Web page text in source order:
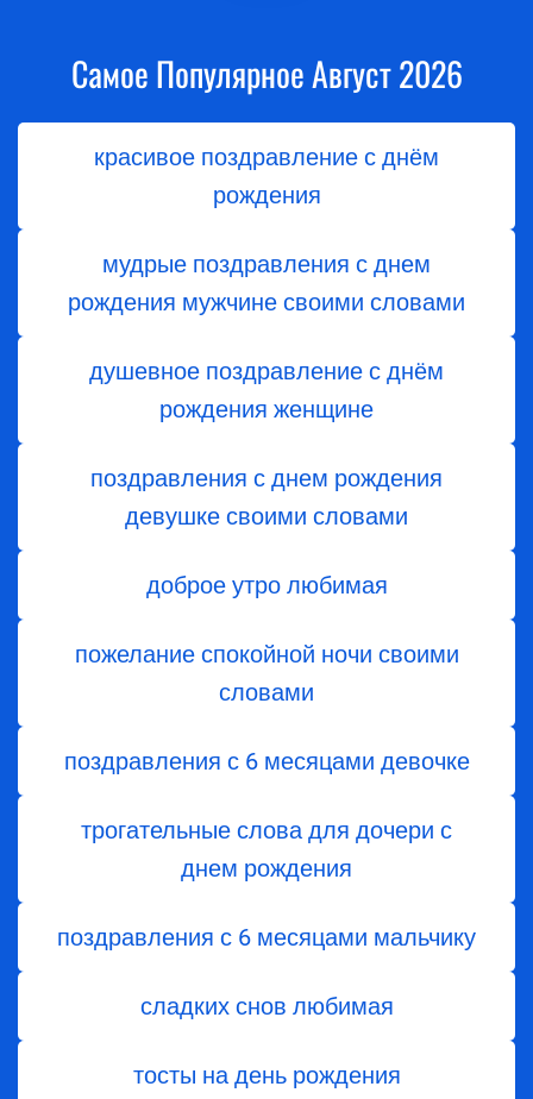
Самое Популярное Август 2026
красивое поздравление с днём
рождения
мудрые поздравления с днем
рождения мужчине своими словами
душевное поздравление с днём
рождения женщине
поздравления с днем рождения
девушке своими словами
доброе утро любимая
пожелание спокойной ночи своими
словами
поздравления с 6 месяцами девочке
трогательные слова для дочери с
днем ​​рождения
поздравления с 6 месяцами мальчику
сладких снов любимая
тосты на день рождения